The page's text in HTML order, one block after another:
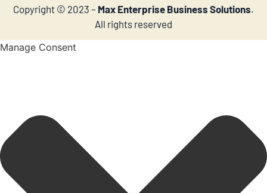
Copyright © 2023 – Max Enterprise Business Solutions.
All rights reserved
Manage Consent